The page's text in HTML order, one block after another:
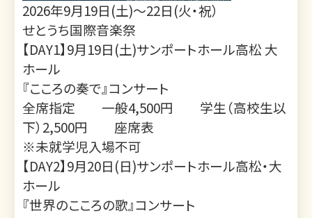
2026年9月19日(土)～22日(火・祝）
せとうち国際音楽祭
【DAY1】9月19日(土)サンポートホール高松 大
ホール
『こころの奏で』コンサート
全席指定 一般4,500円 学生（高校生以
下）2,500円 座席表
※未就学児入場不可
【DAY2】9月20日(日)サンポートホール高松・大
ホール
『世界のこころの歌』コンサート